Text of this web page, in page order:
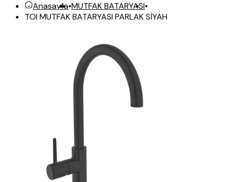
Anasayfa•MUTFAK BATARYASI•
TOI MUTFAK BATARYASI PARLAK SİYAH